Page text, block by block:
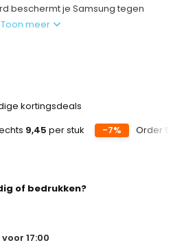
beschermt je Samsung tegen
Toon meer
kortingsdeals
9,45 per stuk -7% Order 5
of bedrukken?
voor 17:00